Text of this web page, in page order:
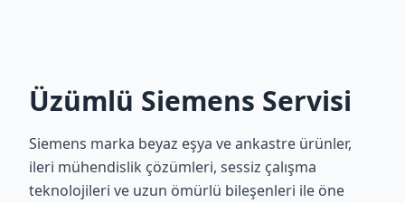
Üzümlü Siemens Servisi
Siemens marka beyaz eşya ve ankastre ürünler,
ileri mühendislik çözümleri, sessiz çalışma
teknolojileri ve uzun ömürlü bileşenleri ile öne